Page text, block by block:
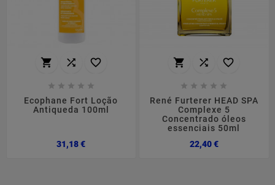
  
    
Ecophane Fort Loção
Antiqueda 100ml
31,18 €Preço
  
    
René Furterer HEAD SPA
Complexe 5
Concentrado óleos
essenciais 50ml
22,40 €Preço